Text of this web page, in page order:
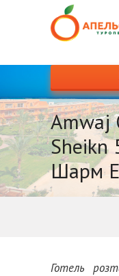
Amwaj
Sheikn
Шарм
Готель